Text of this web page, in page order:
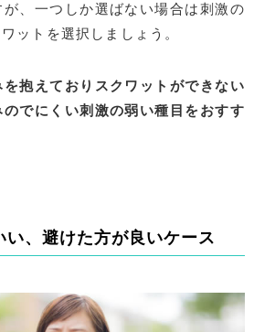
、一つしか選ばない場合は刺激の
ットを選択しましょう。
抱えておりスクワットができない
でにくい刺激の弱い種目をおすす
い、避けた方が良いケース